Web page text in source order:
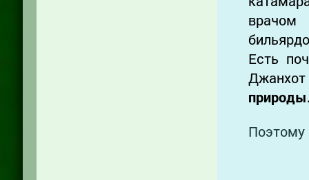
врачом
Есть
Поэтому